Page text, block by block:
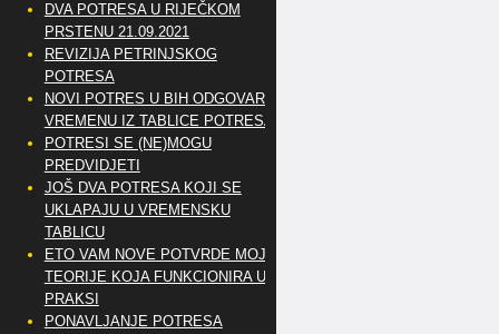
DVA POTRESA U RIJEČKOM
PRSTENU 21.09.2021
REVIZIJA PETRINJSKOG
POTRESA
NOVI POTRES U BIH ODGOVARA
VREMENU IZ TABLICE POTRESA
POTRESI SE (NE)MOGU
PREDVIDJETI
JOŠ DVA POTRESA KOJI SE
UKLAPAJU U VREMENSKU
TABLICU
ETO VAM NOVE POTVRDE MOJE
TEORIJE KOJA FUNKCIONIRA U
PRAKSI
PONAVLJANJE POTRESA